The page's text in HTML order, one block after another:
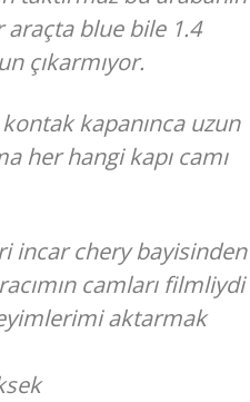
blue bile 1.4
çıkarmıyor.
kapanınca uzun
her hangi kapı camı
incar chery bayisinden
camları filmliydi
aktarmak